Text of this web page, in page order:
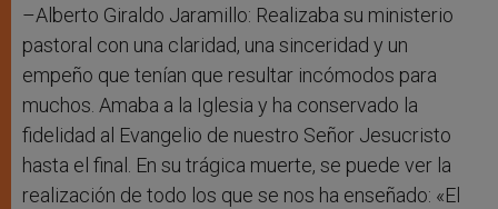
–Alberto Giraldo Jaramillo: Realizaba su ministerio
pastoral con una claridad, una sinceridad y un
empeño que tenían que resultar incómodos para
muchos. Amaba a la Iglesia y ha conservado la
fidelidad al Evangelio de nuestro Señor Jesucristo
hasta el final. En su trágica muerte, se puede ver la
realización de todo los que se nos ha enseñado: «El